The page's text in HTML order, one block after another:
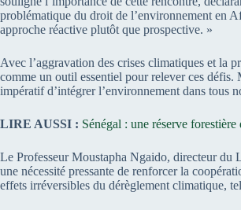
problématique du droit de l’environnement en
approche réactive plutôt que prospective. »
Avec l’aggravation des crises climatiques et la
comme un outil essentiel pour relever ces défis.
impératif d’intégrer l’environnement dans tous
LIRE AUSSI : Sénégal : une réserve
Le Professeur Moustapha Ngaido, directeur du
une nécessité pressante de renforcer la
effets irréversibles du dérèglement climatique,